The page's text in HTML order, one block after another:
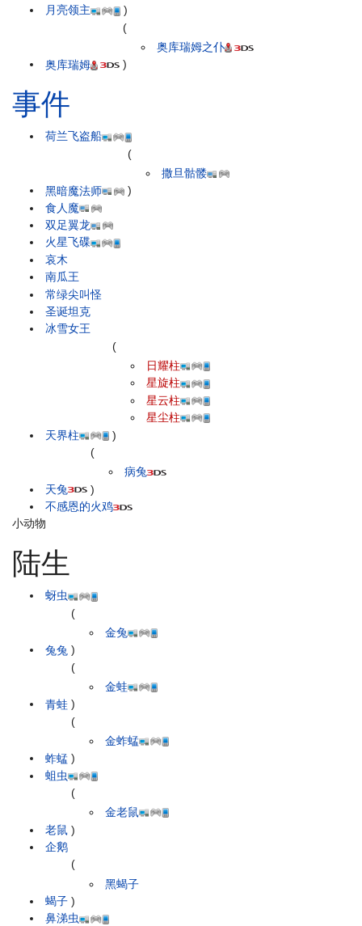
月亮领主
)
奥库瑞姆
(
奥库瑞姆之仆
)
事件
荷兰飞盗船
黑暗魔法师
(
撒旦骷髅
)
食人魔
双足翼龙
火星飞碟
哀木
南瓜王
常绿尖叫怪
圣诞坦克
冰雪女王
天界柱
(
日耀柱
星旋柱
星云柱
星尘柱
)
天兔
(
病兔
)
不感恩的火鸡
小动物
陆生
蚜虫
兔兔
(
金兔
)
青蛙
(
金蛙
)
蚱蜢
(
金蚱蜢
)
蛆虫
老鼠
(
金老鼠
)
企鹅
蝎子
(
黑蝎子
)
鼻涕虫